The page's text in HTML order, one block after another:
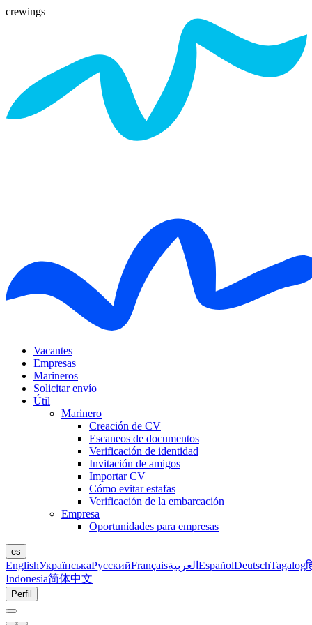
crewings
Vacantes
Empresas
Marineros
Solicitar envío
Útil
Marinero
Creación de CV
Escaneos de documentos
Verificación de identidad
Invitación de amigos
Importar CV
Cómo evitar estafas
Verificación de la embarcación
Empresa
Oportunidades para empresas
es
EnglishУкраїнськаРусскийFrançaisالعربية EspañolDeutschTagalog
Indonesia简体中文
Perfil